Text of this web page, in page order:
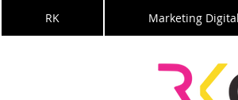
RK Marketing Digital